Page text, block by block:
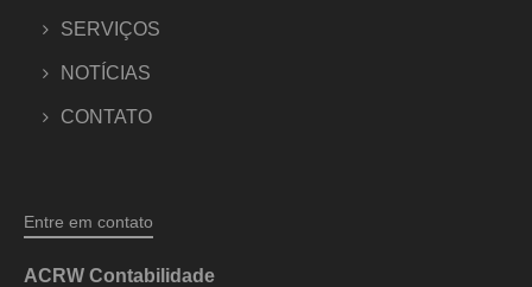
SERVIÇOS
NOTÍCIAS
CONTATO
Entre em contato
ACRW Contabilidade